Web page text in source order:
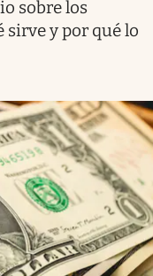
sobre los
sirve y por qué lo